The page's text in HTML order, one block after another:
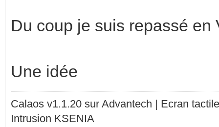
Du coup je suis repassé
Une idée
Calaos v1.1.20 sur Advantech | Ecran
Intrusion KSENIA